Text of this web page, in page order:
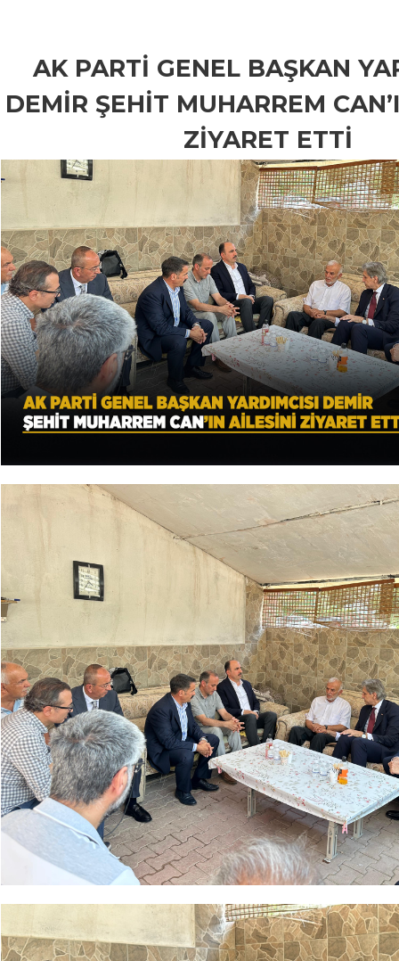
AK PARTİ GENEL BAŞKAN
DEMİR ŞEHİT MUHARREM
ZİYARET ETTİ